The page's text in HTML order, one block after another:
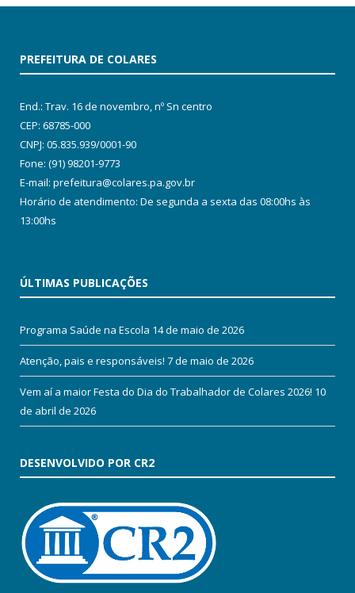
PREFEITURA DE COLARES
End.: Trav. 16 de novembro, nº Sn centro
CEP: 68785-000
CNPJ: 05.835.939/0001-90
Fone: (91) 98201-9773
E-mail: prefeitura@colares.pa.gov.br
Horário de atendimento: De segunda a sexta das 08:00hs às
13:00hs
ÚLTIMAS PUBLICAÇÕES
Programa Saúde na Escola 14 de maio de 2026
Atenção, pais e responsáveis! 7 de maio de 2026
Vem aí a maior Festa do Dia do Trabalhador de Colares 2026! 10
de abril de 2026
DESENVOLVIDO POR CR2